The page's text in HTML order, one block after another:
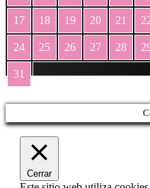
17 18 19 20 21
24 25 26 27 28
31
Cerrar